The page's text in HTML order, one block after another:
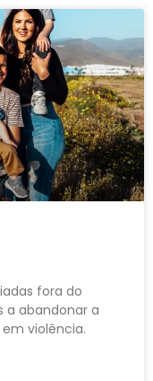
fora do
a abandonar a
violência.